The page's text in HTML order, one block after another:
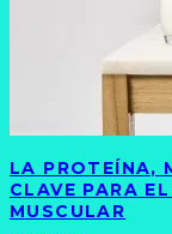
LA PROTEÍNA,
CLAVE PARA
MUSCULAR